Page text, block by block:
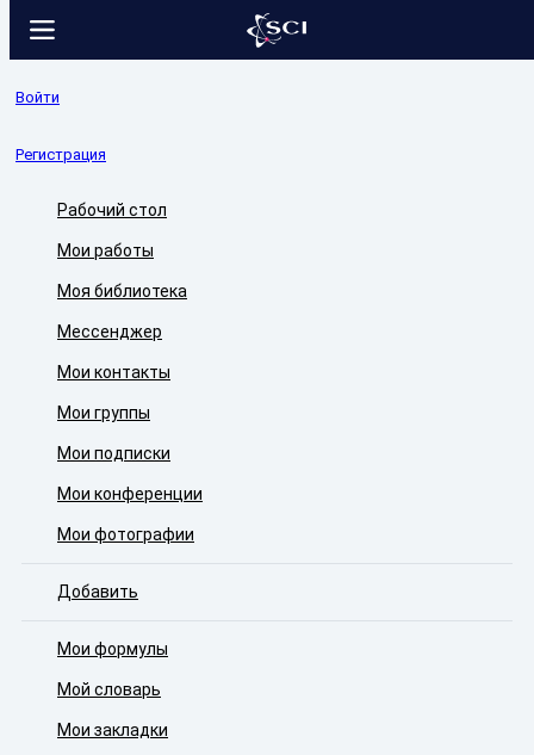
Войти
Регистрация
Рабочий стол
Мои работы
Моя библиотека
Мессенджер
Мои контакты
Мои группы
Мои подписки
Мои конференции
Мои фотографии
Добавить
Мои формулы
Мой словарь
Мои закладки